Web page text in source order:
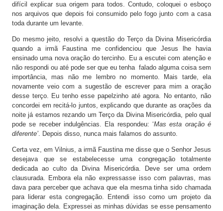
difícil explicar sua origem para todos. Contudo, coloquei o esboço
nos arquivos que depois foi consumido pelo fogo junto com a casa
toda durante um levante.
Do mesmo jeito, resolvi a questão do Terço da Divina Misericórdia
quando a irmã Faustina me confidenciou que Jesus lhe havia
ensinado uma nova oração do tercinho. Eu a escutei com atenção e
não respondi ou até pode ser que eu tenha falado alguma coisa sem
importância, mas não me lembro no momento. Mais tarde, ela
novamente veio com a sugestão de escrever para mim a oração
desse terço. Eu tenho esse papelzinho até agora. No entanto, não
concordei em recitá-lo juntos, explicando que durante as orações da
noite já estamos rezando um Terço da Divina Misericórdia, pelo qual
pode se receber indulgências. Ela respondeu: ‘Mas esta oração é
diferente’. Depois disso, nunca mais falamos do assunto.
Certa vez, em Vilnius, a irmã Faustina me disse que o Senhor Jesus
desejava que se estabelecesse uma congregação totalmente
dedicada ao culto da Divina Misericórdia. Deve ser uma ordem
clausurada. Embora ela não expressasse isso com palavras, mas
dava para perceber que achava que ela mesma tinha sido chamada
para liderar esta congregação. Entendi isso como um projeto da
imaginação dela. Expressei as minhas dúvidas se esse pensamento